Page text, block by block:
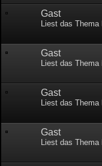
Gast
Liest das Thema
Gast
Liest das Thema
Gast
Liest das Thema
Gast
Liest das Thema